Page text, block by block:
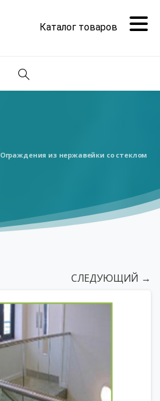
Поиск
Ограждения из нержавейки со стеклом
СЛЕДУЮЩИЙ →